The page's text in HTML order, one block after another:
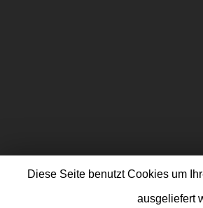
Diese Seite benutzt Cookies um
ausgeliefert